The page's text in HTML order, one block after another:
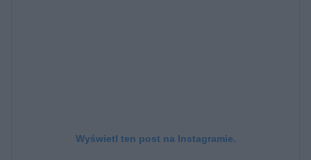
Wyświetl ten post na Instagramie.